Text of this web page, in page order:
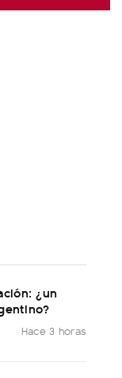
¿un
Hace 3 horas